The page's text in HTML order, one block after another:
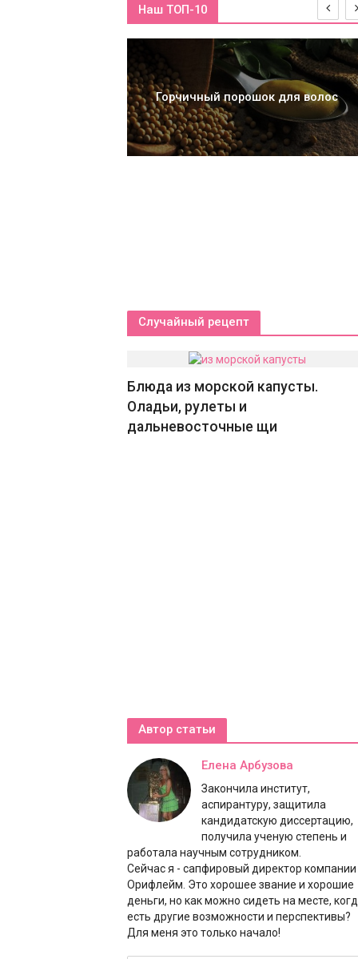
Наш ТОП-10
Горчичный порошок для волос
Случайный рецепт
Блюда из морской капусты.
Оладьи, рулеты и
дальневосточные щи
Автор статьи
Елена Арбузова
Закончила институт,
аспирантуру, защитила
кандидатскую диссертацию,
получила ученую степень и
работала научным сотрудником.
Сейчас я - сапфировый директор компании
Орифлейм. Это хорошее звание и хорошие
деньги, но как можно сидеть на месте,
есть другие возможности и перспективы?
Для меня это только начало!